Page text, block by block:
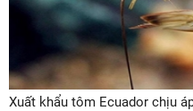
Xuất khẩu tôm Ecuador chịu